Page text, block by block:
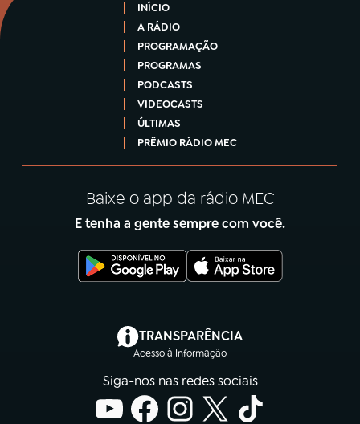
INÍCIO
A RÁDIO
PROGRAMAÇÃO
PROGRAMAS
PODCASTS
VIDEOCASTS
ÚLTIMAS
PRÊMIO RÁDIO MEC
Baixe o app da rádio MEC
E tenha a gente sempre com você.
TRANSPARÊNCIA
Acesso à Informação
(abre em nova aba)
Siga-nos nas redes sociais